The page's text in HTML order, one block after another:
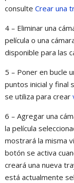
consulte Crear una
4 – Eliminar una
película o una
disponible para las
5 – Poner en bucle
puntos inicial y final
se utiliza para crear
6 – Agregar una
la película
mostrará la misma
botón se activa
creará una nueva
está actualmente